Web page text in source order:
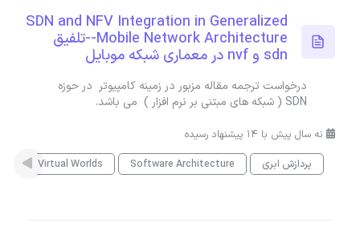
SDN and NFV Integration in Generalized
Mobile Network Architecture--تلفیق
sdn و nvf در معماری شبکه موبایل
درخواست ترجمه مقاله مزبور در زمینه کامپیوتر در حوزه
SDN ( شبکه های مبتنی بر نرم افزار ) می باشد.
نه سال پیش با 14 پیشنهاد رسیده
پردازش ابری
Software Architecture
Virtual Worlds